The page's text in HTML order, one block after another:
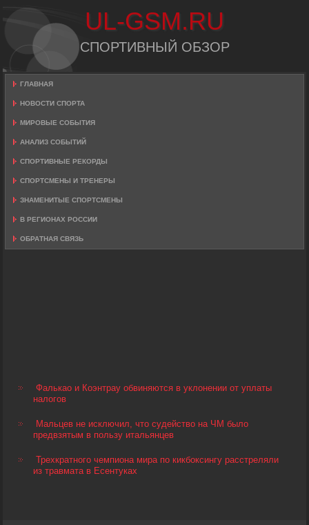
UL-GSM.RU
СПОРТИВНЫЙ ОБЗОР
ГЛАВНАЯ
НОВОСТИ СПОРТА
МИРОВЫЕ СОБЫТИЯ
АНАЛИЗ СОБЫТИЙ
СПОРТИВНЫЕ РЕКОРДЫ
СПОРТСМЕНЫ И ТРЕНЕРЫ
ЗНАМЕНИТЫЕ СПОРТСМЕНЫ
В РЕГИОНАХ РОССИИ
ОБРАТНАЯ СВЯЗЬ
Фалькао и Коэнтрау обвиняются в уклонении от уплаты
налогов
Мальцев не исключил, что судейство на ЧМ было
предвзятым в пользу итальянцев
Трехкратного чемпиона мира по кикбоксингу расстреляли
из травмата в Есентуках